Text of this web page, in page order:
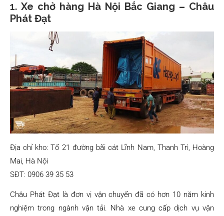
1. Xe chở hàng Hà Nội Bắc Giang – Châu
Phát Đạt
Địa chỉ kho: Tổ 21 đường bãi cát Lĩnh Nam, Thanh Trì, Hoàng
Mai, Hà Nội
SĐT: 0906 39 35 53
Châu Phát Đạt là đơn vị vận chuyển đã có hơn 10 năm kinh
nghiệm trong ngành vận tải. Nhà xe cung cấp dịch vụ vận